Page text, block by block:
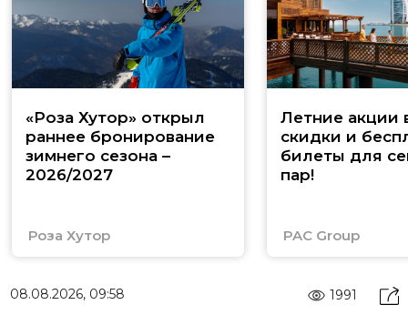
«Роза Хутор» открыл
раннее бронирование
зимнего сезона –
2026/2027
Роза Хутор
Летние акции
скидки и
билеты для
пар!
PAC Group
08.08.2026, 09:58 1991